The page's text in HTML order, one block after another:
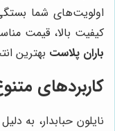
اولویت‌های شما بستگی
کیفیت بالا، قیمت
باران پلاست بهترین
کاربردهای
نایلون حبابدار، به